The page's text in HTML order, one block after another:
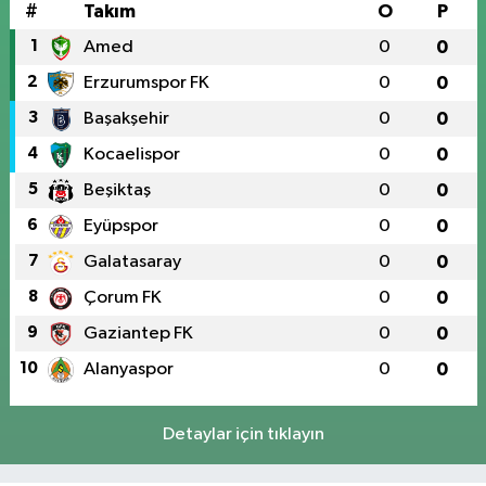
# Takım O P
1 Amed 0 0
2 Erzurumspor FK 0 0
3 Başakşehir 0 0
4 Kocaelispor 0 0
5 Beşiktaş 0 0
6 Eyüpspor 0 0
7 Galatasaray 0 0
8 Çorum FK 0 0
9 Gaziantep FK 0 0
10 Alanyaspor 0 0
Detaylar için tıklayın